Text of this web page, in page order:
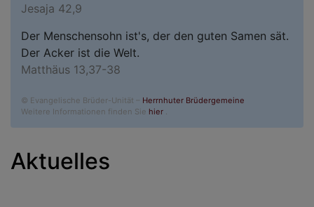
Jesaja 42,9
Der Menschensohn ist's, der den guten Samen sät.
Der Acker ist die Welt.
Matthäus 13,37-38
© Evangelische Brüder-Unität – Herrnhuter Brüdergemeine
Weitere Informationen finden Sie hier .
Aktuelles